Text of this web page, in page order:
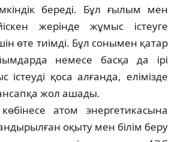
береді. Бұл ғылым мен
же­рін­де жұмыс істеуге
өте тиім­ді. Бұл сонымен қатар
немесе басқа да ірі
қоса алғанда, елімізде
жол ашады.
атом энер­ге­тикасына
оқыту мен білім беру